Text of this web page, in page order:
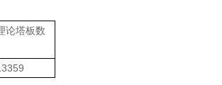
论塔板数